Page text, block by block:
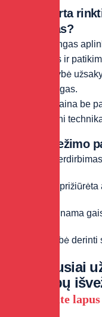
Kodėl verta
paslaugas?
Tvarkingas
Greitas ir
Galimybė
paslaugas.
Aiški kaina be
Moderni
Lapų išvežimo
Lapų
Švari ir
Sumažinama
Galimybė
Dažniausiai
apie lapų
Ar išvežate